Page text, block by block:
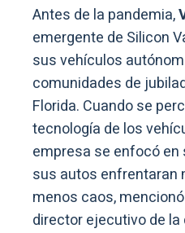
Antes de la pandemia,
emergente de Silicon
sus vehículos
comunidades de
Florida. Cuando se
tecnología de los
empresa se enfocó
sus autos enfrentaran
menos caos,
director ejecutivo de la